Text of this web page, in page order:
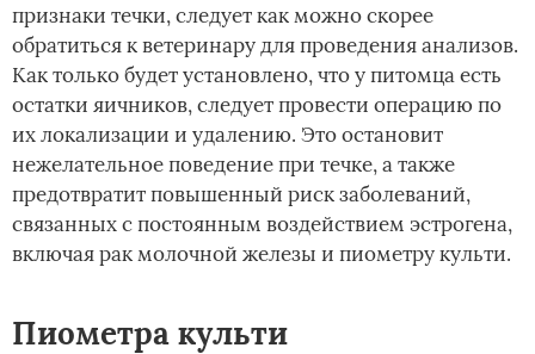
признаки течки, следует как можно скорее
обратиться к ветеринару для проведения анализов.
Как только будет установлено, что у питомца есть
остатки яичников, следует провести операцию по
их локализации и удалению. Это остановит
нежелательное поведение при течке, а также
предотвратит повышенный риск заболеваний,
связанных с постоянным воздействием эстрогена,
включая рак молочной железы и пиометру культи.
Пиометра культи